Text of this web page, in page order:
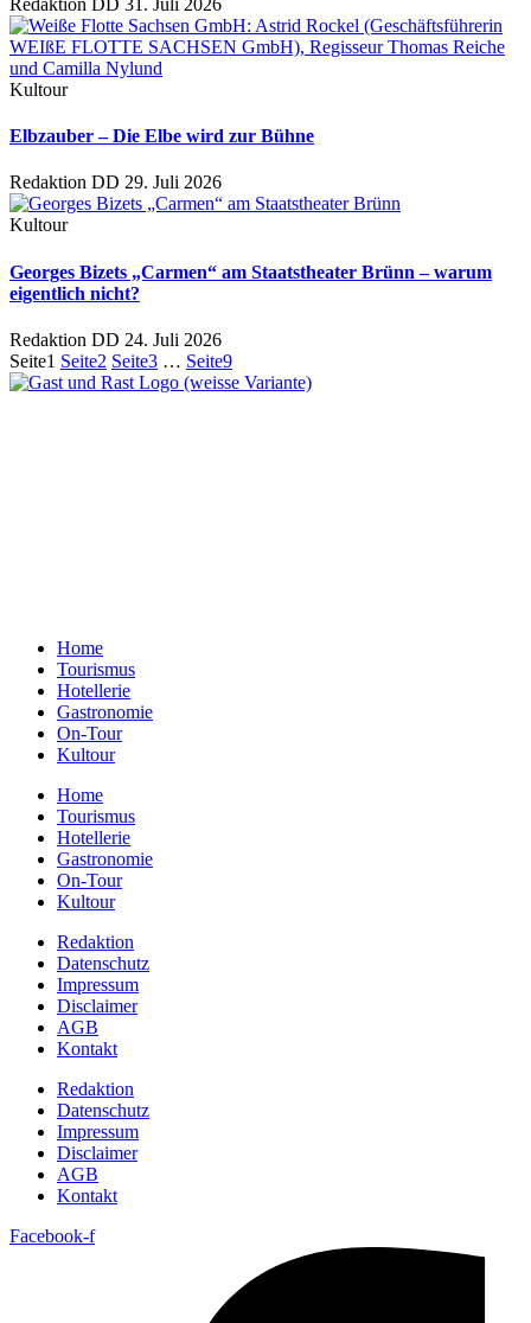
Kultour
Elbzauber – Die Elbe wird zur Bühne
Redaktion DD 29. Juli 2026
Kultour
Georges Bizets „Carmen“ am Staatstheater Brünn – warum
eigentlich nicht?
Redaktion DD 24. Juli 2026
Seite1 Seite2 Seite3 … Seite9
Home
Tourismus
Hotellerie
Gastronomie
On-Tour
Kultour
Home
Tourismus
Hotellerie
Gastronomie
On-Tour
Kultour
Redaktion
Datenschutz
Impressum
Disclaimer
AGB
Kontakt
Redaktion
Datenschutz
Impressum
Disclaimer
AGB
Kontakt
Facebook-f